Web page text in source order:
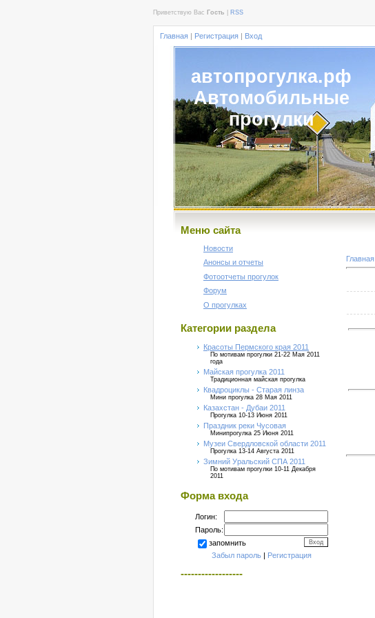
Приветствую Вас Гость RSS
Главная | Регистрация | Вход
автопрогулка.рф
Автомобильные
прогулки
Меню сайта
Новости
Анонсы и отчеты
Фотоотчеты прогулок
Форум
О прогулках
Категории раздела
Красоты Пермского края 2011
По мотивам прогулки 21-22 Мая 2011
года
Майская прогулка 2011
Традиционная майская прогулка
Квадроциклы - Старая линза
Мини прогулка 28 Мая 2011
Казахстан - Дубаи 2011
Прогулка 10-13 Июня 2011
Праздник реки Чусовая
Минипрогулка 25 Июня 2011
Музеи Свердловской области 2011
Прогулка 13-14 Августа 2011
Зимний Уральский СПА 2011
По мотивам прогулки 10-11 Декабря
2011
Форма входа
Логин:
Пароль:
запомнить
Забыл пароль | Регистрация
------------------
Главная